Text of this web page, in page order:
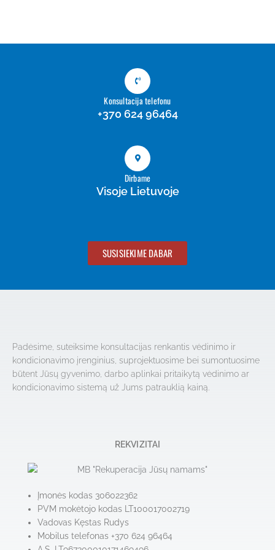
Konsultacija telefonu
+370 624 96464
Dirbame
Visoje Lietuvoje
SUSISIEKIME DABAR
Padėsime, suteiksime konsultacijas renkantis vėdinimo ir
kondicionavimo įrenginius, suprojektuosime bei sumontuosime
būtent Jūsų gyvenimo, darbo aplinkai pritaikytą vėdinimo ar
kondicionavimo sistemą už Jums patrauklią kainą.
REKVIZITAI
Įmonės kodas 306022362
PVM mokėtojo kodas LT100017002719
Vadovas Kęstas Rudys
Mobilus telefonas +370 624 96464